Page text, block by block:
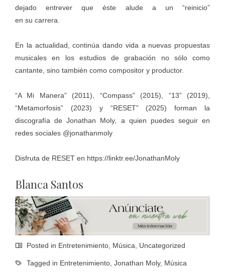
dejado entrever que éste alude a un “reinicio”
en su carrera.
En la actualidad, continúa dando vida a nuevas propuestas
musicales en los estudios de grabación no sólo como
cantante, sino también como compositor y productor.
“A Mi Manera” (2011), “Compass” (2015), “13” (2019),
“Metamorfosis” (2023) y “RESET” (2025) forman la
discografía de Jonathan Moly, a quien puedes seguir en
redes sociales @jonathanmoly
Disfruta de RESET en https://linktr.ee/JonathanMoly
Blanca Santos
Posted in Entretenimiento Música Uncategorized
Tagged in Entretenimiento Jonathan Moly, Música